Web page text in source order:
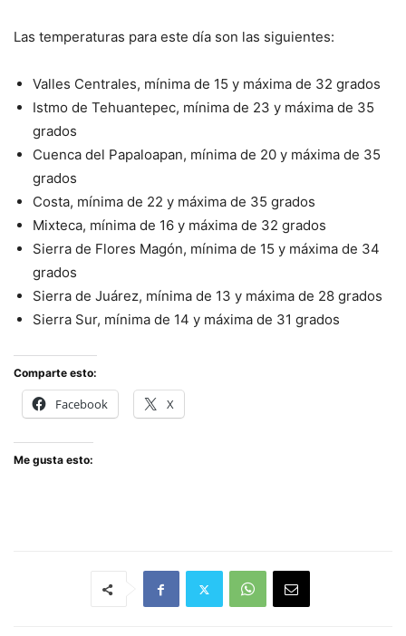
Las temperaturas para este día son las siguientes:
Valles Centrales, mínima de 15 y máxima de 32 grados
Istmo de Tehuantepec, mínima de 23 y máxima de 35
grados
Cuenca del Papaloapan, mínima de 20 y máxima de 35
grados
Costa, mínima de 22 y máxima de 35 grados
Mixteca, mínima de 16 y máxima de 32 grados
Sierra de Flores Magón, mínima de 15 y máxima de 34
grados
Sierra de Juárez, mínima de 13 y máxima de 28 grados
Sierra Sur, mínima de 14 y máxima de 31 grados
Comparte esto:
Facebook X
Me gusta esto: